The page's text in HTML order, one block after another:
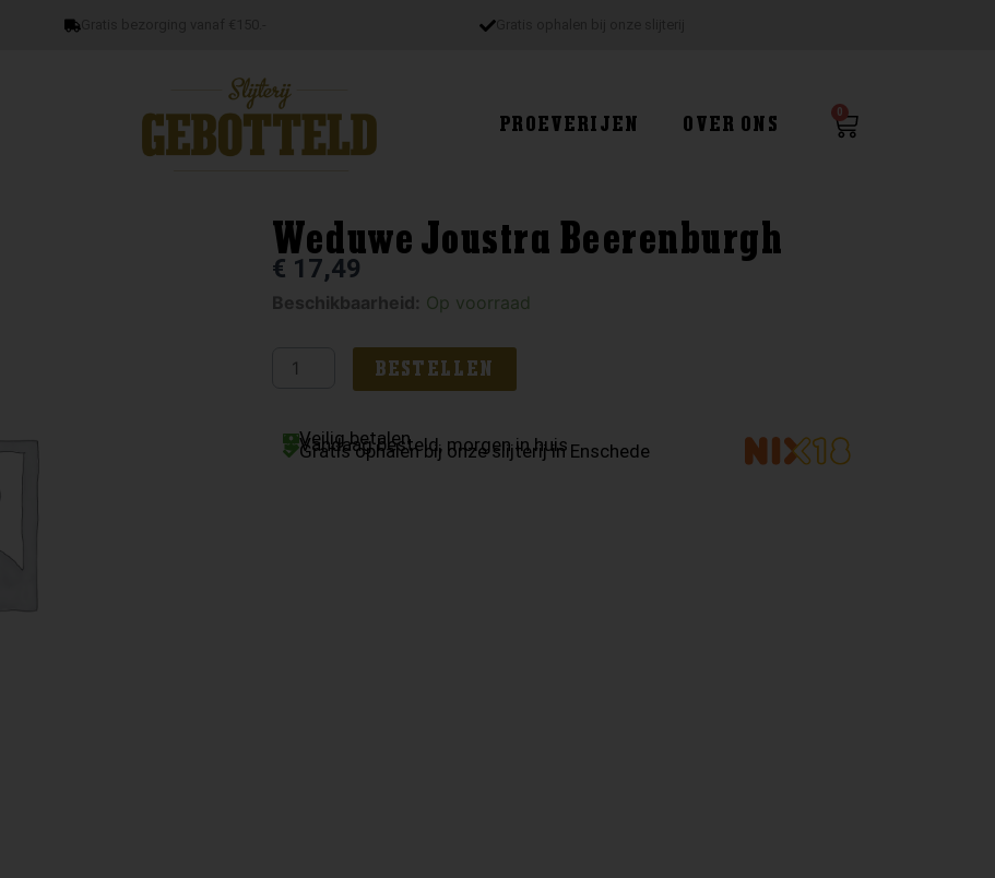
PROEVERIJEN OVER ONS
0
Winkelwagen
Weduwe Joustra Beerenburgh
€ 17,49
Beschikbaarheid: Op voorraad
Weduwe
Beerenburgh BESTELLEN
Veilig betalen
Vandaag besteld, morgen in huis
Gratis ophalen bij onze slijterij in Enschede